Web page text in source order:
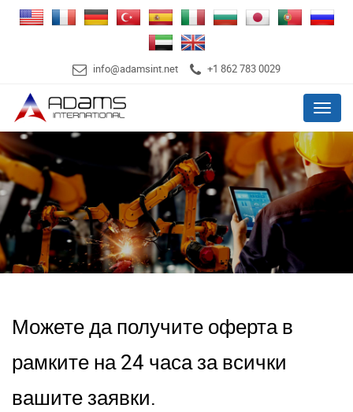
info@adamsint.net +1 862 783 0029
Menu
Можете да получите оферта в
рамките на 24 часа за всички
вашите заявки.